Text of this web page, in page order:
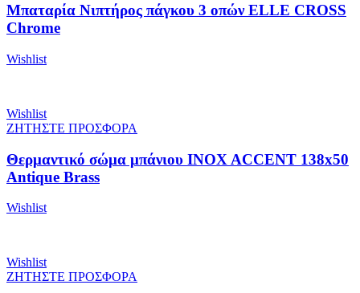
Μπαταρία Νιπτήρος πάγκου 3 οπών ELLE CROSS
Chrome
Wishlist
Wishlist
ΖΗΤΗΣΤΕ ΠΡΟΣΦΟΡΑ
Θερμαντικό σώμα μπάνιου INOX ACCENT 138x50
Antique Brass
Wishlist
Wishlist
ΖΗΤΗΣΤΕ ΠΡΟΣΦΟΡΑ